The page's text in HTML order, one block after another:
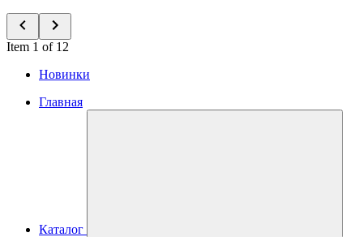
Item 1 of 12
Новинки
Главная
Каталог